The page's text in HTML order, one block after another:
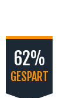
62%
GESPART